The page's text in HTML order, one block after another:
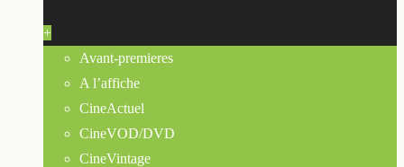
+
Avant-premieres
A l’affiche
CineActuel
CineVOD/DVD
CineVintage